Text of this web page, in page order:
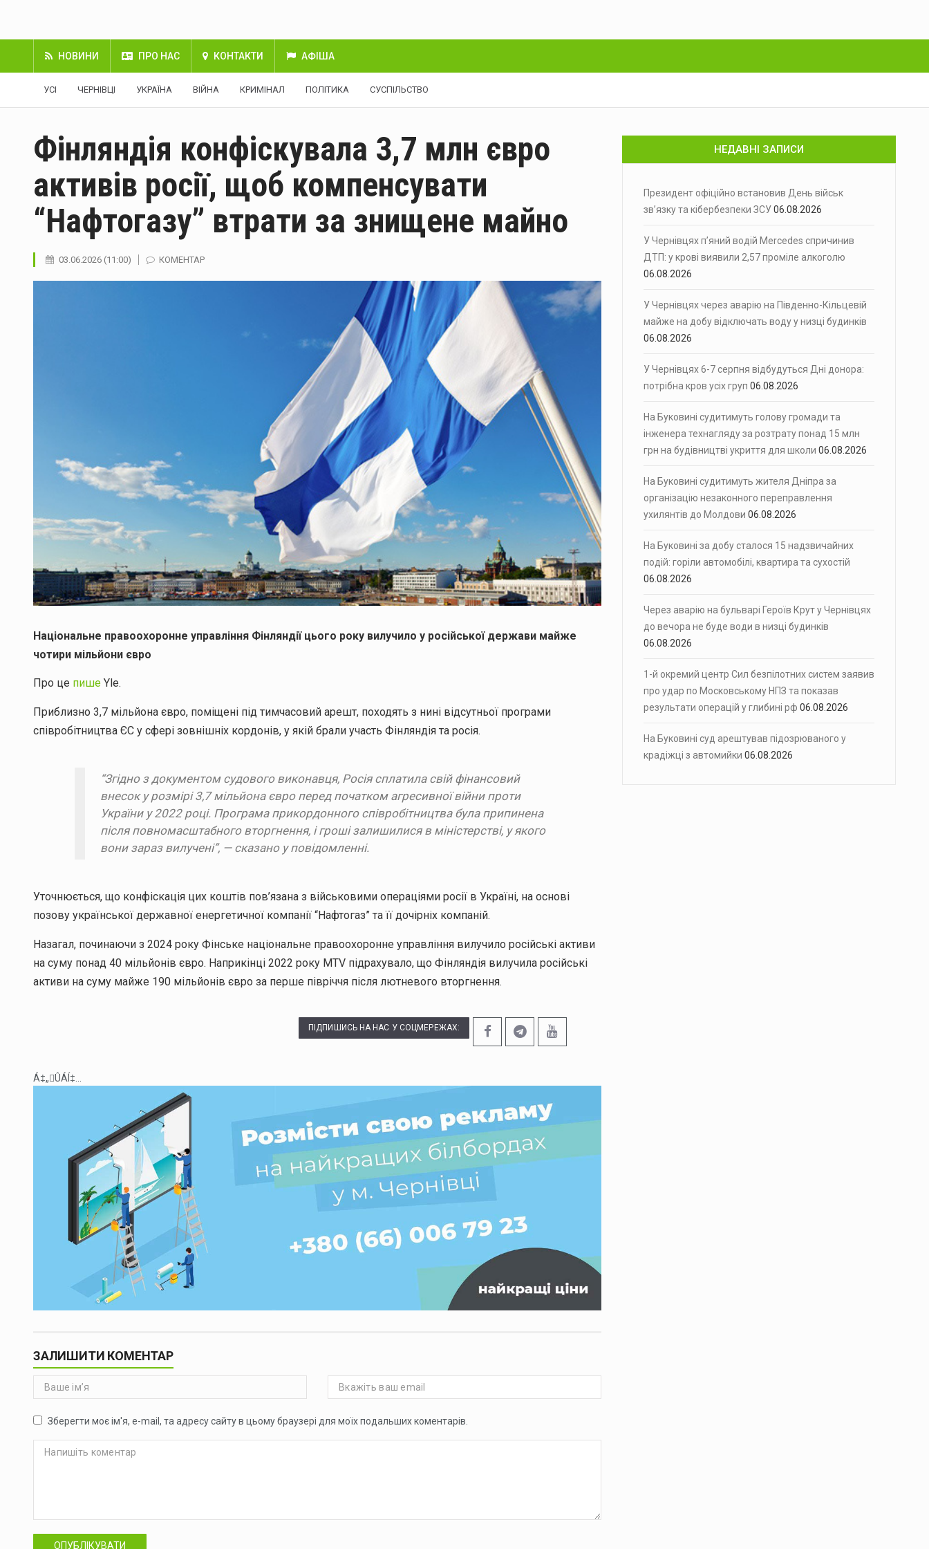
НОВИНИ ПРО НАС КОНТАКТИ АФІША
УСІ ЧЕРНІВЦІ УКРАЇНА ВІЙНА КРИМІНАЛ ПОЛІТИКА СУСПІЛЬСТВО
Фінляндія конфіскувала 3,7 млн євро
активів росії, щоб компенсувати
“Нафтогазу” втрати за знищене майно
03.06.2026 (11:00) КОМЕНТАР
Національне правоохоронне управління Фінляндії цього року вилучило у російської держави майже
чотири мільйони євро
Про це пише Yle.
Приблизно 3,7 мільйона євро, поміщені під тимчасовий арешт, походять з нині відсутньої програми
співробітництва ЄС у сфері зовнішніх кордонів, у якій брали участь Фінляндія та росія.
“Згідно з документом судового виконавця, Росія сплатила свій фінансовий
внесок у розмірі 3,7 мільйона євро перед початком агресивної війни проти
України у 2022 році. Програма прикордонного співробітництва була припинена
після повномасштабного вторгнення, і гроші залишилися в міністерстві, у якого
вони зараз вилучені”, — сказано у повідомленні.
Уточнюється, що конфіскація цих коштів пов’язана з військовими операціями росії в Україні, на основі
позову української державної енергетичної компанії “Нафтогаз” та її дочірніх компаній.
Назагал, починаючи з 2024 року Фінське національне правоохоронне управління вилучило російські активи
на суму понад 40 мільйонів євро. Наприкінці 2022 року MTV підрахувало, що Фінляндія вилучила російські
активи на суму майже 190 мільйонів євро за перше півріччя після лютневого вторгнення.
ПІДПИШИСЬ НА НАС У СОЦМЕРЕЖАХ:
Á‡„ÛÁÍ‡...
ЗАЛИШИТИ КОМЕНТАР
Зберегти моє ім'я, e-mail, та адресу сайту в цьому браузері для моїх подальших коментарів.
ОПУБЛІКУВАТИ
НЕДАВНІ ЗАПИСИ
Президент офіційно встановив День військ
зв’язку та кібербезпеки ЗСУ06.08.2026
У Чернівцях п’яний водій Mercedes спричинив
ДТП: у крові виявили 2,57 проміле алкоголю
06.08.2026
У Чернівцях через аварію на Південно-Кільцевій
майже на добу відключать воду у низці будинків
06.08.2026
У Чернівцях 6-7 серпня відбудуться Дні донора:
потрібна кров усіх груп 06.08.2026
На Буковині судитимуть голову громади та
інженера технагляду за розтрату понад 15 млн
грн на будівництві укриття для школи 06.08.2026
На Буковині судитимуть жителя Дніпра за
організацію незаконного переправлення
ухилянтів до Молдови 06.08.2026
На Буковині за добу сталося 15 надзвичайних
подій: горіли автомобілі, квартира та сухостій
06.08.2026
Через аварію на бульварі Героїв Крут у Чернівцях
до вечора не буде води в низці будинків
06.08.2026
1-й окремий центр Сил безпілотних систем заявив
про удар по Московському НПЗ та показав
результати операцій у глибині рф 06.08.2026
На Буковині суд арештував підозрюваного у
крадіжці з автомийки 06.08.2026